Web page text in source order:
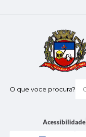
O que voce procura?
Acessibilidade